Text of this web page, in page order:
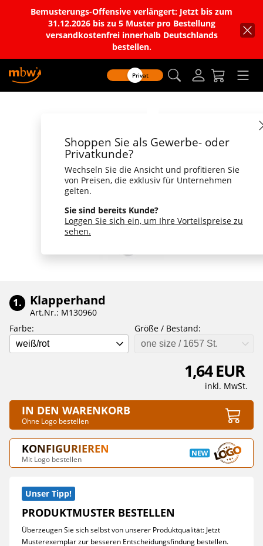
Bemusterungs-Offensive verlängert: Jetzt bis zum
31.12.2026 bis zu 5 Muster pro Bestellung
versandkostenfrei innerhalb Deutschlands
bestellen.
Privat
Shoppen Sie als Gewerbe- oder
Privatkunde?
Wechseln Sie die Ansicht und profitieren Sie
von Preisen, die exklusiv für Unternehmen
gelten.
Sie sind bereits Kunde?
Loggen Sie sich ein, um Ihre Vorteilspreise zu
sehen.
1. Klapperhand
Art.Nr.: M130960
Farbe:
weiß/rot
Größe / Bestand:
one size / 1657 St.
1,64 EUR
inkl. MwSt.
IN DEN WARENKORB
Ohne Logo bestellen
KONFIGURIEREN
Mit Logo bestellen
Unser Tipp!
PRODUKTMUSTER BESTELLEN
Überzeugen Sie sich selbst von unserer Produktqualität: Jetzt
Musterexemplar zur besseren Entscheidungsfindung bestellen.